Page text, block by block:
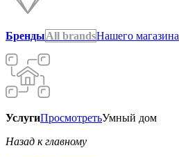
БрендыAll brandsНашего магазина
УслугиПросмотретьУмный дом
Назад к главному